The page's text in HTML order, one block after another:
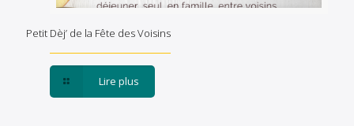
Petit Dèj’ de la Fête des Voisins
Lire plus